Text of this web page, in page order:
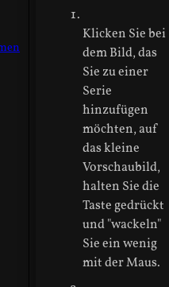
Klicken Sie bei
dem Bild, das
Sie zu einer
Serie
hinzufügen
möchten, auf
das kleine
Vorschaubild,
halten Sie die
Taste gedrückt
und "wackeln"
Sie ein wenig
mit der Maus.